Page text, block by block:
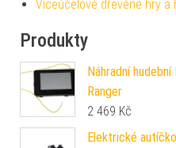
Víceúčelové dřevěné hry a
Produkty
Náhradní
Ranger
2 469 Kč
Elektrické